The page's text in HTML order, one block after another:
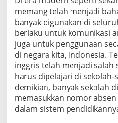
o
l
a
h
memang telah menjadi
banyak digunakan di
berlaku untuk komunikasi
juga untuk penggunaan
di negara kita, Indonesia.
inggris telah menjadi salah
harus dipelajari di sekolah-
demikian, banyak sekolah
memasukkan nomor
dalam sistem